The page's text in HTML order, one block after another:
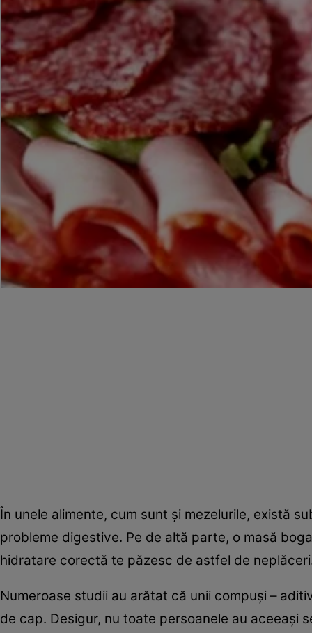
În unele alimente, cum sunt şi mezelurile, există
probleme digestive. Pe de altă parte, o masă
hidratare corectă te păzesc de astfel de
Numeroase studii au arătat că unii compuşi –
de cap. Desigur, nu toate persoanele au